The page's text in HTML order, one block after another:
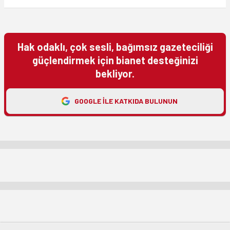
Hak odaklı, çok sesli, bağımsız gazeteciliği
güçlendirmek için bianet desteğinizi
bekliyor.
GOOGLE ILE KATKIDA BULUNUN